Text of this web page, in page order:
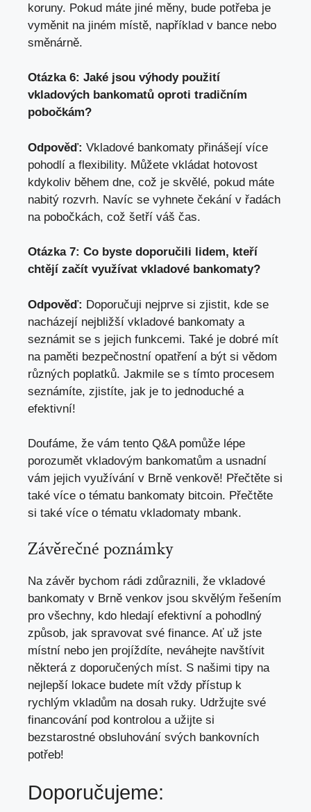
koruny. Pokud máte jiné měny, bude potřeba je
vyměnit na jiném místě, například v bance nebo
směnárně.
Otázka 6: Jaké jsou výhody použití
vkladových bankomatů oproti tradičním
pobočkám?
Odpověď: Vkladové bankomaty přinášejí více
pohodlí a flexibility. Můžete vkládat hotovost
kdykoliv během dne, což je skvělé, pokud máte
nabitý rozvrh. Navíc se vyhnete čekání v řadách
na pobočkách, což šetří váš čas.
Otázka 7: Co byste doporučili lidem, kteří
chtějí začít využívat vkladové bankomaty?
Odpověď: Doporučuji nejprve si zjistit, kde se
nacházejí nejbližší vkladové bankomaty a
seznámit se s jejich funkcemi. Také je dobré mít
na paměti bezpečnostní opatření a být si vědom
různých poplatků. Jakmile se s tímto procesem
seznámíte, zjistíte, jak je to jednoduché a
efektivní!
Doufáme, že vám tento Q&A pomůže lépe
porozumět vkladovým bankomatům a usnadní
vám jejich využívání v Brně venkově! Přečtěte si
také více o tématu bankomaty bitcoin. Přečtěte
si také více o tématu vkladomaty mbank.
Závěrečné poznámky
Na závěr bychom rádi zdůraznili, že vkladové
bankomaty v Brně venkov jsou skvělým řešením
pro všechny, kdo hledají efektivní a pohodlný
způsob, jak spravovat své finance. Ať už jste
místní nebo jen projíždíte, neváhejte navštívit
některá z doporučených míst. S našimi tipy na
nejlepší lokace budete mít vždy přístup k
rychlým vkladům na dosah ruky. Udržujte své
financování pod kontrolou a užijte si
bezstarostné obsluhování svých bankovních
potřeb!
Doporučujeme: